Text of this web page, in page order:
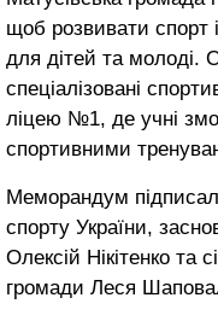
щоб розвивати спорт
для дітей та молоді.
спеціалізовані
ліцею №1, де учні
спортивними
Меморандум
спорту України,
Олексій Нікітенко та
громади Леся